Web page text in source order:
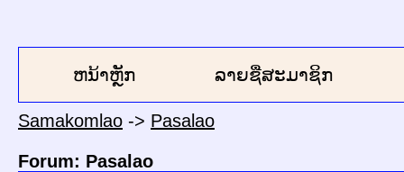
ຫນ້າຫຼັກ ລາຍຊື່ສະມາຊິກ
Samakomlao -> Pasalao
Forum: Pasalao